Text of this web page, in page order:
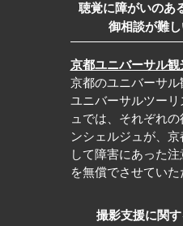
聴覚に障がいのあ
御相談が難
京都ユニバーサル観
京都のユニバーサル
ユニバーサルツー
ュでは、それぞれ
ンシェルジュが、
して障害にあった
を無償でさせていた
撮影支援に関